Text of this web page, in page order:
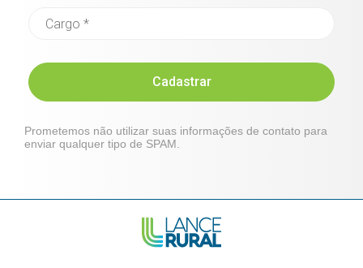
Cadastrar
Prometemos não utilizar suas informações de contato para
enviar qualquer tipo de SPAM.